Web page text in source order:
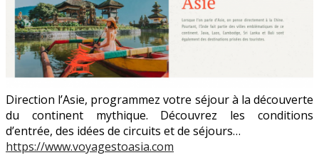
Direction l’Asie, programmez votre séjour à la découverte
du continent mythique. Découvrez les conditions
d’entrée, des idées de circuits et de séjours…
https://www.voyagestoasia.com